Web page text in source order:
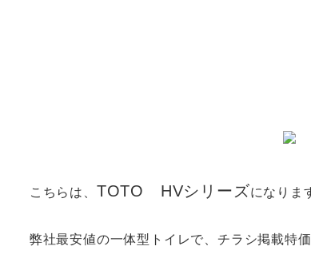
こちらは、 TOTO HVシリーズになりま
弊社最安値の一体型トイレで、チラシ掲載特